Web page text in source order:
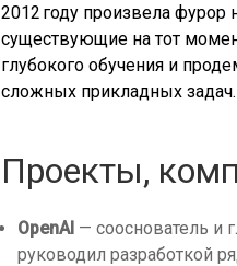
2012 году произвела фурор
существующие на тот
глубокого обучения и
сложных прикладных задач.
Проекты,
OpenAI — сооснователь и
руководил разработкой